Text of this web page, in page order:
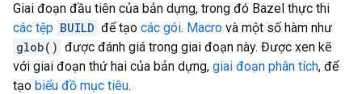
Giai đoạn đầu tiên của bản dựng, trong đó Bazel thực thi
các tệp BUILD để tạo các gói. Macro và một số hàm như
glob() được đánh giá trong giai đoạn này. Được xen kẽ
với giai đoạn thứ hai của bản dựng, giai đoạn phân tích, để
tạo biểu đồ mục tiêu.